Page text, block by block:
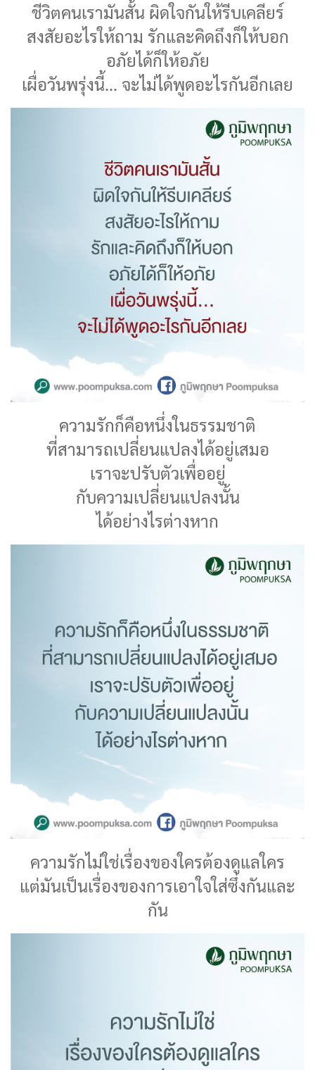
ชีวิตคนเรามันสั้น ผิดใจกันให้รีบเคลียร์
สงสัยอะไรให้ถาม รักและคิดถึงก็ให้บอก
อภัยได้ก็ให้อภัย
เผื่อวันพรุ่งนี้... จะไม่ได้พูดอะไรกันอีกเลย
ความรักก็คือหนึ่งในธรรมชาติ
ที่สามารถเปลี่ยนแปลงได้อยู่เสมอ
เราจะปรับตัวเพื่ออยู่
กับความเปลี่ยนแปลงนั้น
ได้อย่างไรต่างหาก
ความรักไม่ใช่เรื่องของใครต้องดูแลใคร
แต่มันเป็นเรื่องของการเอาใจใส่ซึ่งกันและ
กัน